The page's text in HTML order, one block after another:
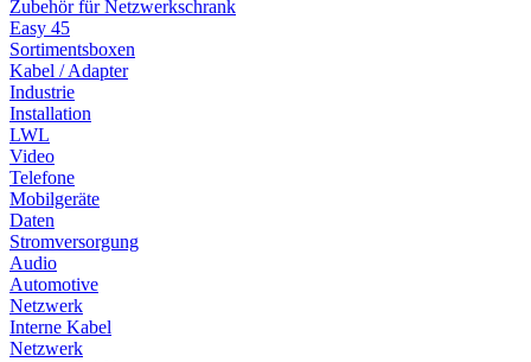
Zubehör für Netzwerkschrank
Easy 45
Sortimentsboxen
Kabel / Adapter
Industrie
Installation
LWL
Video
Telefone
Mobilgeräte
Daten
Stromversorgung
Audio
Automotive
Netzwerk
Interne Kabel
Netzwerk